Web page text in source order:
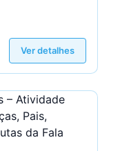
Ver detalhes